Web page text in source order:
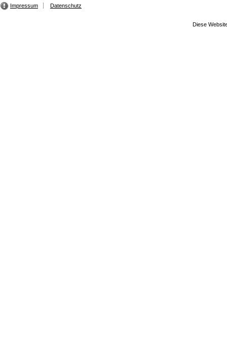
Impressum Datenschutz
Diese